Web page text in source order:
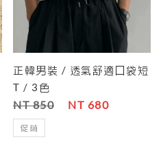
正韓男裝 / 透氣舒適口袋短
T / 3色
NT 850 NT 680
促銷